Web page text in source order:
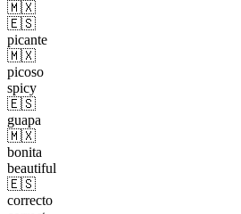
🇲🇽
🇪🇸
picante
🇲🇽
picoso
spicy
🇪🇸
guapa
🇲🇽
bonita
beautiful
🇪🇸
correcto